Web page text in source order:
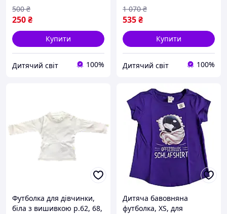
250₴
500 ₴
Купити
Дитячий світ 100%
535₴
1 070 ₴
Купити
Дитячий світ 100%
Футболка для дівчинки,
біла з вишивкою р.62, 68,
Дитяча бавовняна
футболка, XS, для